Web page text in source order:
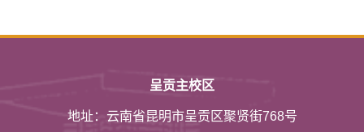
呈贡主校区
地址：云南省昆明市呈贡区聚贤街768号